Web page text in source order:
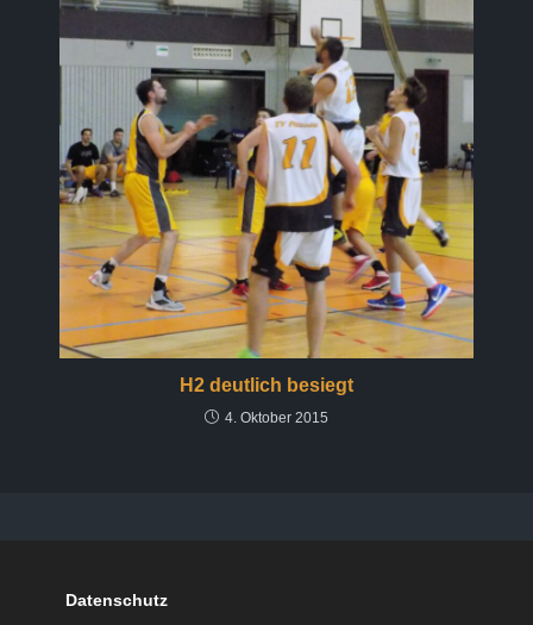
H2 deutlich besiegt
4. Oktober 2015
Datenschutz